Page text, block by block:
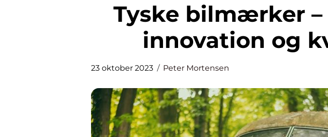
Tyske bilmærker – passion,
innovation og
23 oktober 2023 Peter Mortensen